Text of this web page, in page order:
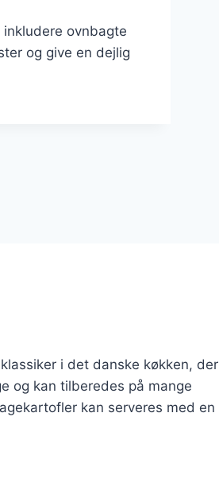
ovnbagte
og give en dejlig
i det danske køkken, der
og kan tilberedes på mange
kan serveres med en